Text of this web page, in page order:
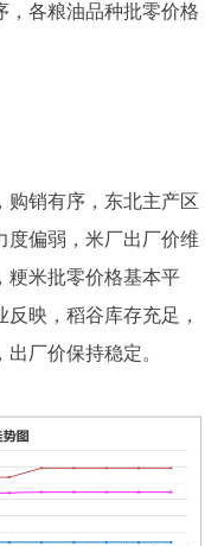
，各粮油品种批零价格
购销有序，东北主产区
度偏弱，米厂出厂价维
粳米批零价格基本平
映，稻谷库存充足，
厂价保持稳定。